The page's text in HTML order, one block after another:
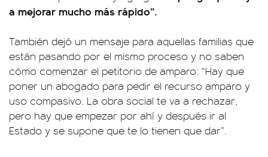
a mejorar mucho más rápido”.
También dejó un mensaje para aquellas familias que
están pasando por el mismo proceso y no saben
cómo comenzar el petitorio de amparo: “Hay que
poner un abogado para pedir el recurso amparo y
uso compasivo. La obra social te va a rechazar,
pero hay que empezar por ahí y después ir al
Estado y se supone que te lo tienen que dar”.